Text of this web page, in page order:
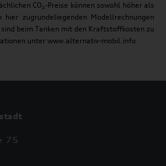
CO₂-Preise können sowohl höher als
zugrundeliegenden Modellrechnungen
sind beim Tanken mit den Kraftstoffkosten zu
unter www.alternativ-mobil.info
75